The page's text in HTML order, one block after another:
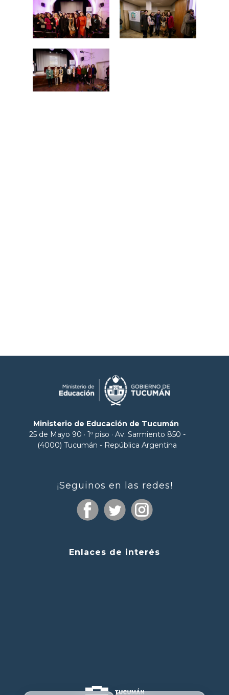
Ministerio de Educación de Tucumán
25 de Mayo 90 · 1º piso · Av. Sarmiento 850 -
(4000) Tucumán - República Argentina
¡Seguinos en las redes!
Enlaces de interés